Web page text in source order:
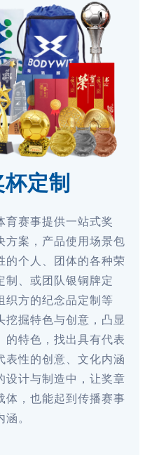
定制
育赛事提供一站式奖
方案，产品使用场景包
的个人、团体的各种荣
制、或团队银铜牌定
织方的纪念品定制等
挖掘特色与创意，凸显
的特色，找出具有代表
表性的创意、文化内涵
设计与制造中，让奖章
体，也能起到传播赛事
。